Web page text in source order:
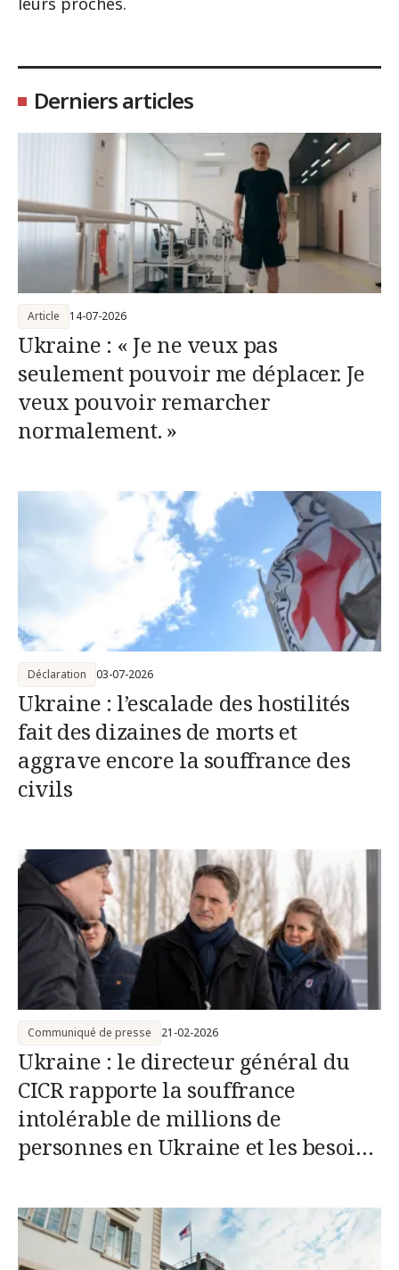
Derniers articles
Ukraine : « Je ne veux pas
seulement pouvoir me déplacer. Je
veux pouvoir remarcher
normalement. »
Article 14-07-2026
Ukraine : l’escalade des hostilités
fait des dizaines de morts et
aggrave encore la souffrance des
civils
Déclaration 03-07-2026
Ukraine : le directeur général du
CICR rapporte la souffrance
intolérable de millions de
personnes en Ukraine et les besoins
cours
Communiqué de presse 21-02-2026